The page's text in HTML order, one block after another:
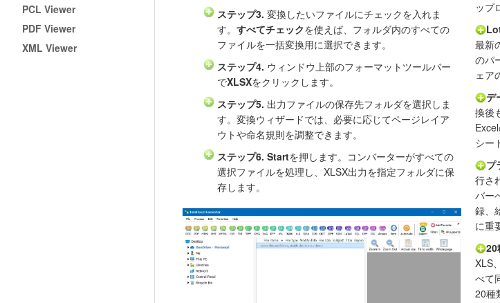
PCL Viewer
PDF Viewer
XML Viewer
ステップ3. 変換したいファイルにチェックを入れま
す。 すべてチェックを使えば、フォルダ内のすべての
ファイルを一括変換用に選択できます。
ステップ4. ウィンドウ上部のフォーマットツールバー
でXLSXをクリックします。
ステップ5. 出力ファイルの保存先フォルダを選択しま
す。変換ウィザードでは、必要に応じてページレイア
ウトや命名規則を調整できます。
ステップ6. Startを押します。コンバーターがすべての
選択ファイルを処理し、XLSX出力を指定フォルダに保
存します。
ップ
最新
のパ
ェア
デ
換後
シー
プ
行さ
バー
録、
に重
20
XLS
べて
20種